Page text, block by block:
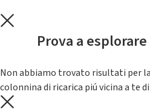
Prova a
Non abbiamo trovato risultati per
colonnina di ricarica piú vicina a te